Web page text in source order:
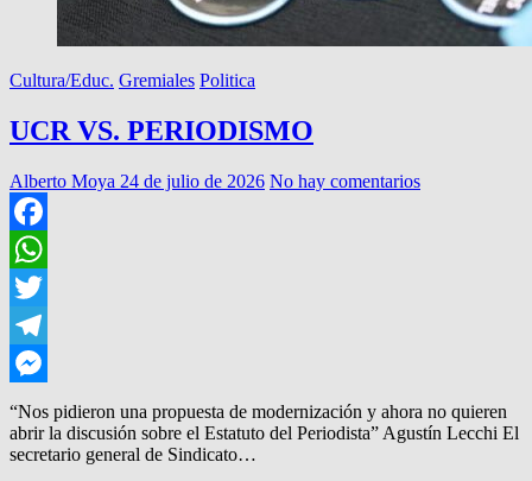
Cultura/Educ. Gremiales Politica
UCR VS. PERIODISMO
Alberto Moya 24 de julio de 2026 No hay comentarios
Facebook
WhatsApp
Twitter
Telegram
Messenger
“Nos pidieron una propuesta de modernización y ahora no quieren
abrir la discusión sobre el Estatuto del Periodista” Agustín Lecchi El
secretario general de Sindicato…